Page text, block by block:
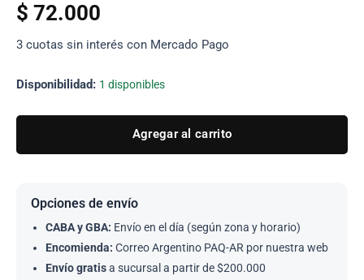
$ 72.000
3 cuotas sin interés con Mercado Pago
Disponibilidad: 1 disponibles
Agregar al carrito
Opciones de envío
CABA y GBA: Envío en el día (según zona y horario)
Encomienda: Correo Argentino PAQ-AR por nuestra web
Envío gratisa sucursal a partir de $200.000